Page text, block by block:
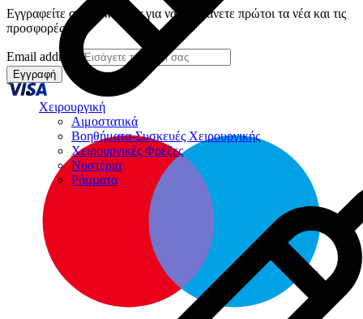
Χειρουργική
Αιμοστατικά
Βοηθήματα-Συσκευές Χειρουργικής
Χειρουργικές Φρέζες
Νυστέρια
Ράµµατα
Εγγραφείτε στο newsletter για να λαμβάνετε πρώτοι τα νέα και τις
προσφορές μας
Email address
Εγγραφή